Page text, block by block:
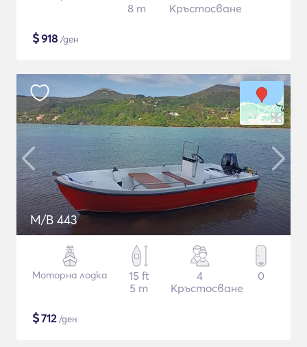
8 m
Кръстосване
$918 /ден
M/B 443
Моторна лодка
15 ft
5 m
4
Кръстосване
0
$712/ден